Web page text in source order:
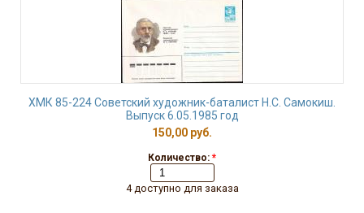
ХМК 85-224 Советский художник-баталист Н.С. Самокиш.
Выпуск 6.05.1985 год
150,00 руб.
Количество: *
4 доступно для заказа